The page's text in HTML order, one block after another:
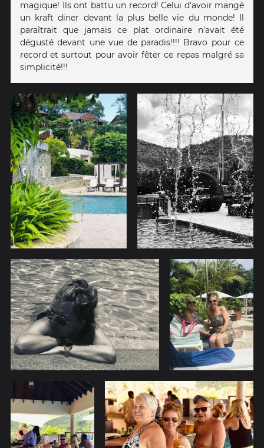
magique! Ils ont battu un record! Celui d'avoir mangé
un kraft diner devant la plus belle vie du monde! Il
paraîtrait que jamais ce plat ordinaire n'avait été
dégusté devant une vue de paradis!!!! Bravo pour ce
record et surtout pour avoir fêter ce repas malgré sa
simplicité!!!